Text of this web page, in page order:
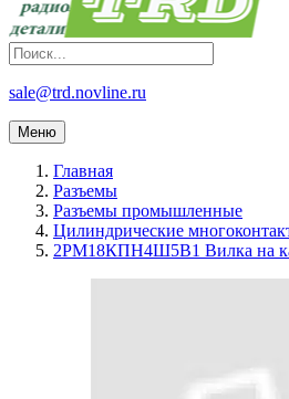
sale@trd.novline.ru
Меню
Главная
Разъемы
Разъемы промышленные
Цилиндрические
2РМ18КПН4Ш5В1 Вилка на